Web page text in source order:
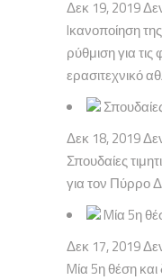
Δεκ 19, 2019
Iκανοποίηση
ρύθμιση για
ερασιτεχνικό
Δεκ 18, 2019
Σπουδαίες
για τον Πύρρο
Mία 5η
Δεκ 17, 2019
Mία 5η θέση